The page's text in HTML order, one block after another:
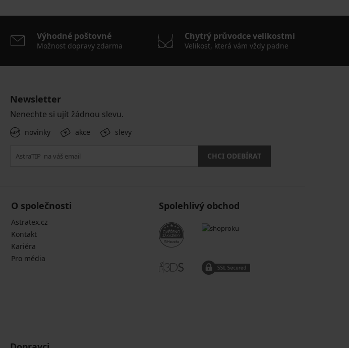
Výhodné poštovné
Možnost dopravy zdarma
Chytrý průvodce velikostmi
Velikost, která vám vždy padne
Newsletter
Nenechte si ujít žádnou slevu.
novinky akce slevy
CHCI ODEBÍRAT
O společnosti
Astratex.cz
Kontakt
Kariéra
Pro média
Spolehlivý obchod